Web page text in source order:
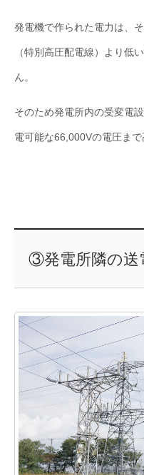
発電機で作られた電力は、
（特別高圧配電線）より低
ん。
そのため発電所内の受変電
電可能な66,000Vの電圧まで
③発電所隣の送